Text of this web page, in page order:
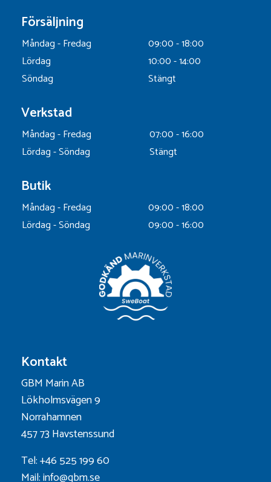
Försäljning
Måndag - Fredag
09:00 - 18:00
Lördag
10:00 - 14:00
Söndag
Stängt
Verkstad
Måndag - Fredag
07:00 - 16:00
Lördag - Söndag
Stängt
Butik
Måndag - Fredag
09:00 - 18:00
Lördag - Söndag
09:00 - 16:00
Kontakt
GBM Marin AB
Lökholmsvägen 9
Norrahamnen
457 73 Havstenssund
Tel: +46 525 199 60
Mail: info@gbm.se